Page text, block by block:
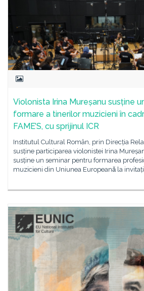
Violonista Irina Mureșanu susține
formare a tinerilor muzicieni în
FAME’S, cu sprijinul ICR
Institutul Cultural Român, prin Direcția
susține participarea violonistei Irina
susține un seminar pentru formarea
muzicieni din Uniunea Europeanǎ la